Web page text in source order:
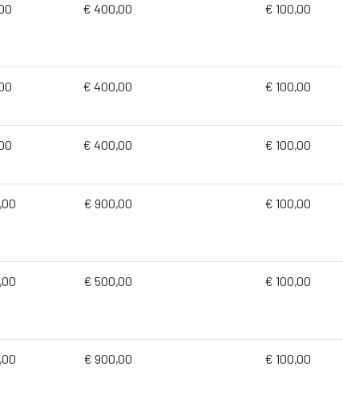
€ 400,00 € 100,00
€ 400,00 € 100,00
€ 400,00 € 100,00
€ 900,00 € 100,00
€ 500,00 € 100,00
€ 900,00 € 100,00